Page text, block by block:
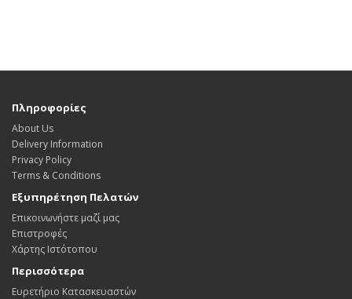
Πληροφορίες
About Us
Delivery Information
Privacy Policy
Terms & Conditions
Εξυπηρέτηση Πελατών
Επικοινωνήστε μαζί μας
Επιστροφές
Χάρτης Ιστότοπου
Περισσότερα
Ευρετήριο Κατασκευαστών